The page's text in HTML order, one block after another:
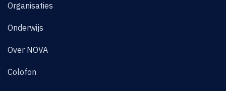
Organisaties
Onderwijs
Over NOVA
Colofon